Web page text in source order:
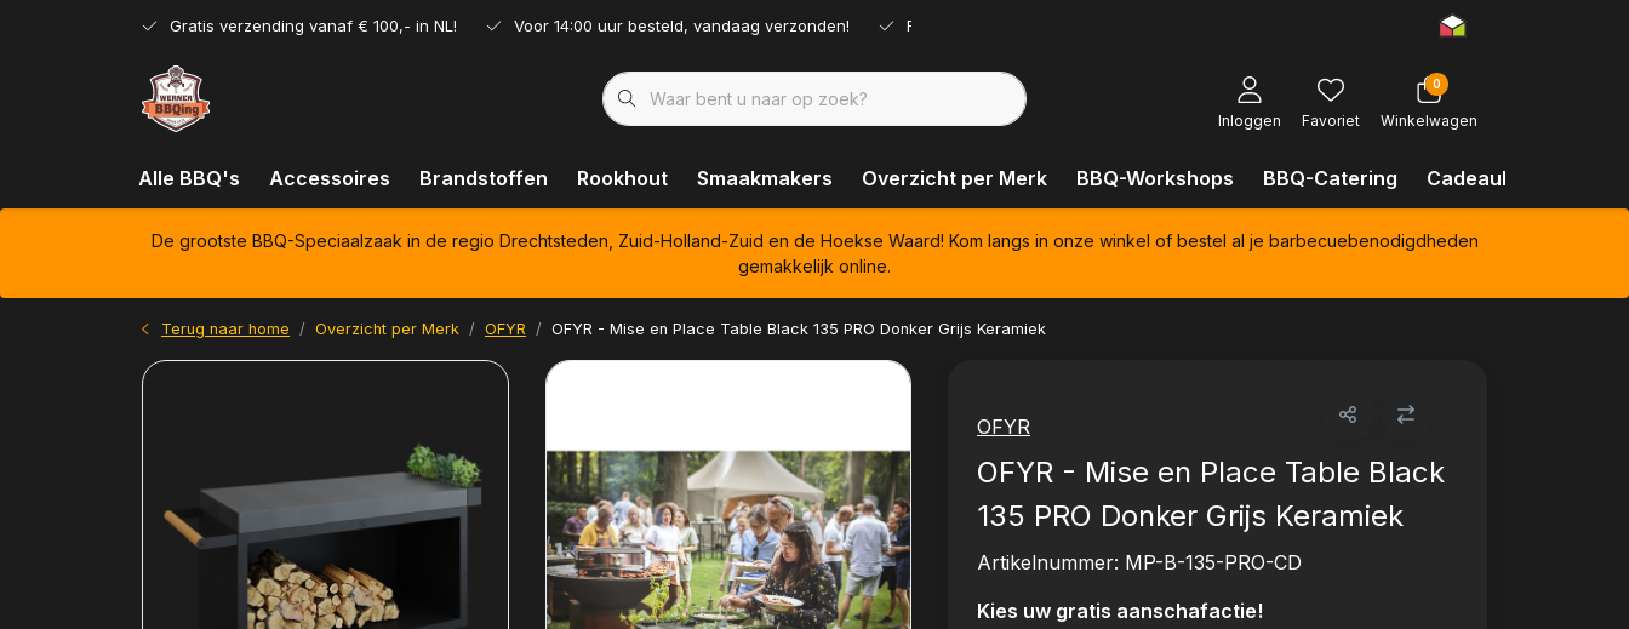
Gratis verzending vanaf € 100,- in NL! Voor 14:00 uur besteld, vandaag verzonden! Ruim assortiment!
Inloggen Favoriet
0
Winkelwagen
Alle BBQ's Accessoires Brandstoffen Rookhout Smaakmakers Overzicht per Merk BBQ-Workshops BBQ-Catering Cadeaubonnen
De grootste BBQ-Speciaalzaak in de regio Drechtsteden, Zuid-Holland-Zuid en de Hoekse Waard! Kom langs in onze winkel of bestel al je barbecuebenodigdheden
gemakkelijk online.
Terug naar home Overzicht per Merk OFYR OFYR - Mise en Place Table Black 135 PRO Donker Grijs Keramiek
OFYR
OFYR - Mise en Place Table Black
135 PRO Donker Grijs Keramiek
Artikelnummer: MP-B-135-PRO-CD
Kies uw gratis aanschafactie!